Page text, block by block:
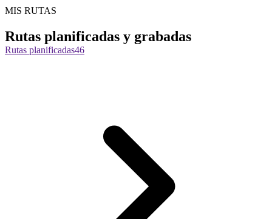
MIS RUTAS
Rutas planificadas y grabadas
Rutas planificadas46